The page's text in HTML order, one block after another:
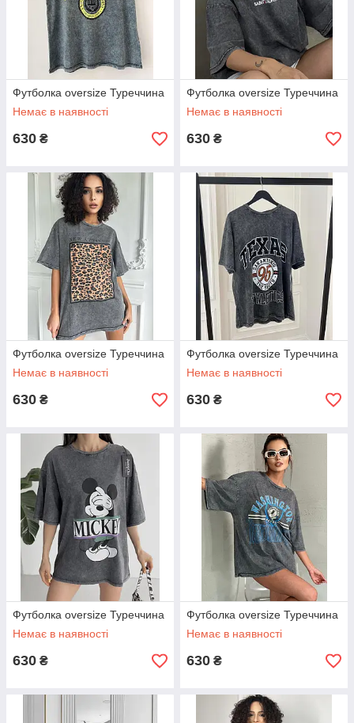
Футболка oversize Туреччина
Немає в наявності
630 ₴
Футболка oversize Туреччина
Немає в наявності
630 ₴
Футболка oversize Туреччина
Немає в наявності
630 ₴
Футболка oversize Туреччина
Немає в наявності
630 ₴
Футболка oversize Туреччина
Немає в наявності
630 ₴
Футболка oversize Туреччина
Немає в наявності
630 ₴